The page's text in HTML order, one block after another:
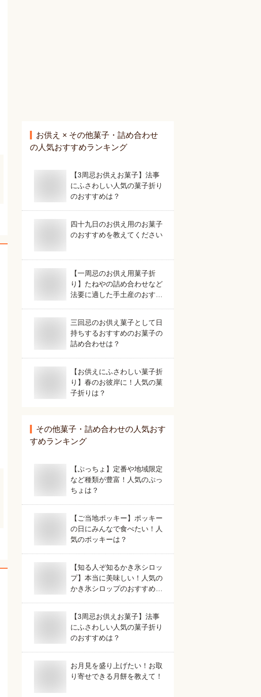
お供え × その他菓子・詰め合わせ
の人気おすすめランキング
【3周忌お供えお菓子】法事
にふさわしい人気の菓子折り
のおすすめは？
四十九日のお供え用のお菓子
のおすすめを教えてください
【一周忌のお供え用菓子折
り】たねやの詰め合わせなど
法要に適した手土産のおすす
三回忌のお供え菓子として日
持ちするおすすめのお菓子の
詰め合わせは？
【お供えにふさわしい菓子折
り】春のお彼岸に！人気の菓
子折りは？
その他菓子・詰め合わせの人気おす
すめランキング
【ぷっちょ】定番や地域限定
など種類が豊富！人気のぷっ
ちょは？
【ご当地ポッキー】ポッキー
の日にみんなで食べたい！人
気のポッキーは？
【知る人ぞ知るかき氷シロッ
プ】本当に美味しい！人気の
かき氷シロップのおすすめ
【3周忌お供えお菓子】法事
にふさわしい人気の菓子折り
のおすすめは？
お月見を盛り上げたい！お取
り寄せできる月餅を教えて！